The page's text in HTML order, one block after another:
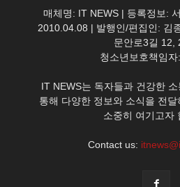
매체명: IT NEWS | 등록정보:
2010.04.08 | 발행인/편집인: 김
문안로3길 12,
청소년보호책임자
IT NEWS는 독자들과 건강한
통해 다양한 정보와 소식을 전
소중히 여기고자
Contact us: